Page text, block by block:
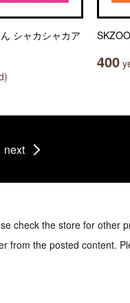
シャカシャカア
400
next
check the store for other
from the posted content.